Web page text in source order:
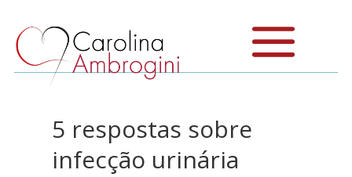
5 respostas sobre
infecção urinária